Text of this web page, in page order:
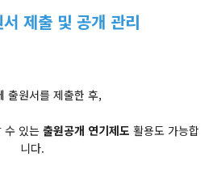
제출 및 공개 관리
출원서를 제출한 후,
수 있는 출원공개 연기제도 활용도 가능합
니다.